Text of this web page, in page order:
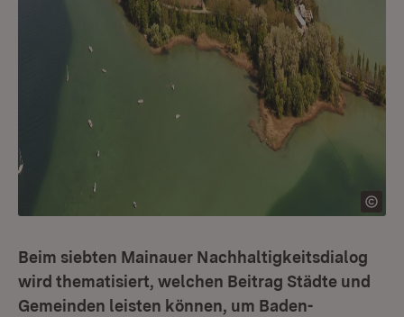
Beim siebten Mainauer Nachhaltigkeitsdialog
wird thematisiert, welchen Beitrag Städte und
Gemeinden leisten können, um Baden-